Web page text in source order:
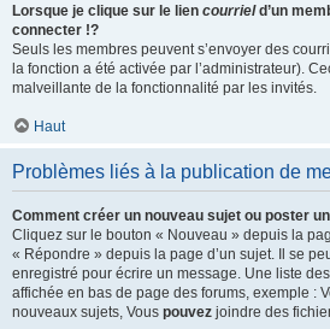
Lorsque je clique sur le lien courrield’un
connecter !?
Seuls les membres peuvent s’envoyer des
la fonction a été activée par l’administrateur).
malveillante de la fonctionnalité par les invités.
Haut
Problèmes liés à la publication de
Comment créer un nouveau sujet ou poster
Cliquez sur le bouton « Nouveau » depuis la
« Répondre » depuis la page d’un sujet. Il se
enregistré pour écrire un message. Une liste
affichée en bas de page des forums, exemple :
nouveaux sujets, Vous pouvez joindre des